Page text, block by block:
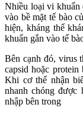
Nhiều loại vi khuẩn
vào bề mặt tế bào
hiện, kháng thể
khuẩn gắn vào tế
Bên cạnh đó, virus
capsid hoặc
Khi cơ thể nhận
nhanh chóng được
nhập bên trong